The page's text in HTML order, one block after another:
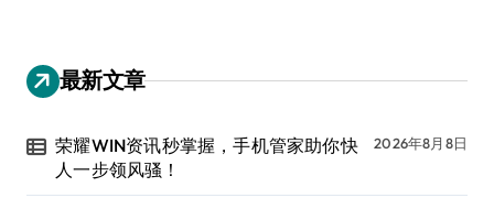
最新文章
荣耀WIN资讯秒掌握，手机管家助你快
人一步领风骚！
2026年8月8日